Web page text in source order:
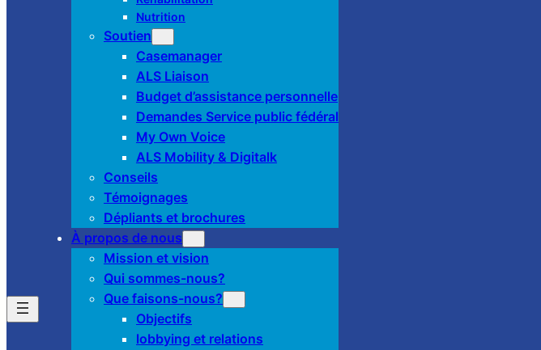
Nutrition
Soutien
Casemanager
ALS Liaison
Budget d’assistance personnelle
Demandes Service public fédéral
My Own Voice
ALS Mobility & Digitalk
Conseils
Témoignages
Dépliants et brochures
À propos de nous
Mission et vision
Qui sommes-nous?
Que faisons-nous?
Objectifs
lobbying et relations